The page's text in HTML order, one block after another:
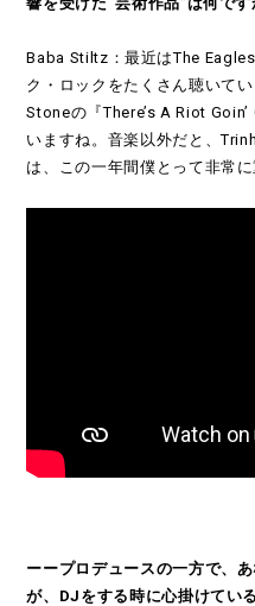
Baba Stiltz：最近はThe
ク・ロックをたくさん聴いて
Stoneの『There’s A Riot
いますね。音楽以外だと、
は、この一年間僕とって非常に
ーープロデュースの一方で、
が、DJをする時に心掛けてい